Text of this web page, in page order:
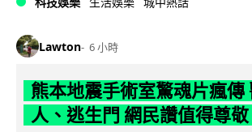
Lawton 6 小時
熊本地震手術室驚魂片瘋傳
人、逃生門 網民讚值得尊敬